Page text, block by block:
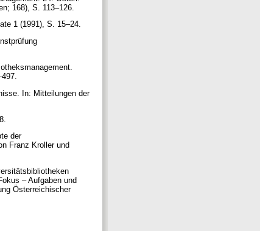
168), S. 113–126.
1 (1991), S. 15–24.
In: Mitteilungen der
der
Franz Kroller und
– Aufgaben und
Österreichischer